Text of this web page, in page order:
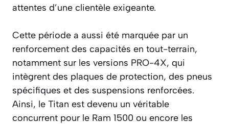
attentes d’une clientèle exigeante.
Cette période a aussi été marquée par un
renforcement des capacités en tout-terrain,
notamment sur les versions PRO-4X, qui
intègrent des plaques de protection, des pneus
spécifiques et des suspensions renforcées.
Ainsi, le Titan est devenu un véritable
concurrent pour le Ram 1500 ou encore les